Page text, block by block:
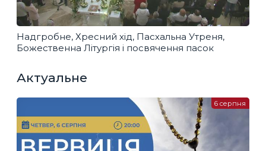
Надгробне, Хресний хід, Пасхальна Утреня,
Божественна Літургія і посвячення пасок
Актуальне
6 серпня